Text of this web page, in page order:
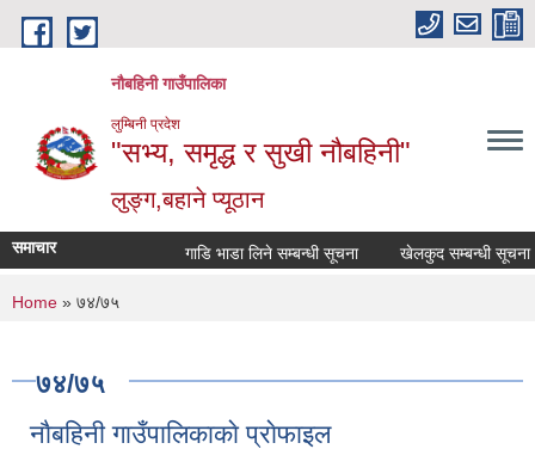
Skip to main content
नौबहिनी गाउँपालिका
लुम्बिनी प्रदेश
"सभ्य, समृद्ध र सुखी नौबहिनी"
लुङ्ग,बहाने प्यूठान
समाचार गाडि भाडा लिने सम्बन्धी सूचना खेलकुद सम्बन्धी सूचना
You are here
Home » ७४/७५
७४/७५
नाैबहिनी गाउँपालिकाकाे प्राेफाइल